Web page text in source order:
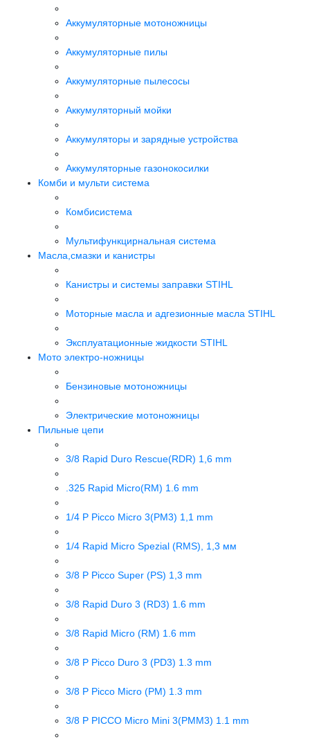
Аккумуляторные мотоножницы
Аккумуляторные пилы
Аккумуляторные пылесосы
Аккумуляторный мойки
Аккумуляторы и зарядные устройства
Аккумуляторные газонокосилки
Комби и мульти система
Комбисистема
Мультифункцирнальная система
Масла,смазки и канистры
Канистры и системы заправки STIHL
Моторные масла и адгезионные масла STIHL
Эксплуатационные жидкости STIHL
Мото электро-ножницы
Бензиновые мотоножницы
Электрические мотоножницы
Пильные цепи
3/8 Rapid Duro Rescue(RDR) 1,6 mm
.325 Rapid Micro(RM) 1.6 mm
1/4 P Picco Micro 3(PM3) 1,1 mm
1/4 Rapid Micro Spezial (RMS), 1,3 мм
3/8 P Picco Super (PS) 1,3 mm
3/8 Rapid Duro 3 (RD3) 1.6 mm
3/8 Rapid Micro (RM) 1.6 mm
3/8 P Picco Duro 3 (PD3) 1.3 mm
3/8 P Picco Micro (PM) 1.3 mm
3/8 P PICCO Micro Mini 3(PMM3) 1.1 mm